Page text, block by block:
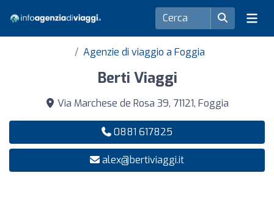
Agenzie di viaggio a Foggia
Berti Viaggi
Via Marchese de Rosa 39, 71121, Foggia
0881 617825
alex@bertiviaggi.it